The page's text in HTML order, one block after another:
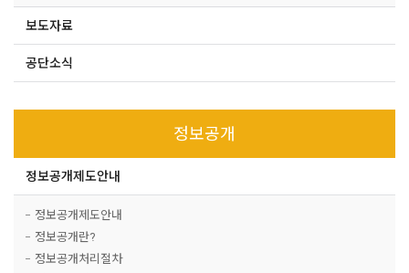
보도자료
공단소식
정보공개
정보공개제도안내
정보공개제도안내
정보공개란?
정보공개처리절차